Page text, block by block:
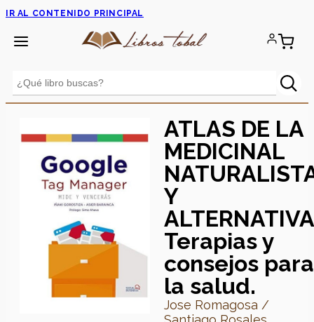
IR AL CONTENIDO PRINCIPAL
ATLAS DE LA
MEDICINAL
Y
Terapias y
consejos para
la salud.
Jose Romagosa /